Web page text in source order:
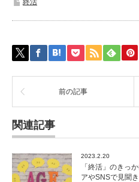
終活
前の記事
関連記事
2023.2.20
「終活」のきっ
アやSNSで見聞